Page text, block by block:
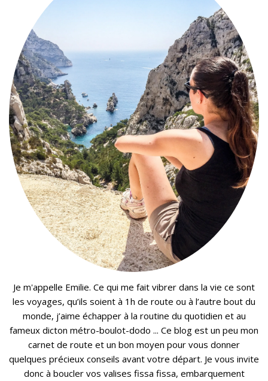
Je m'appelle Emilie. Ce qui me fait vibrer dans la vie ce sont
les voyages, qu’ils soient à 1h de route ou à l’autre bout du
monde, j’aime échapper à la routine du quotidien et au
fameux dicton métro-boulot-dodo ... Ce blog est un peu mon
carnet de route et un bon moyen pour vous donner
quelques précieux conseils avant votre départ. Je vous invite
donc à boucler vos valises fissa fissa, embarquement